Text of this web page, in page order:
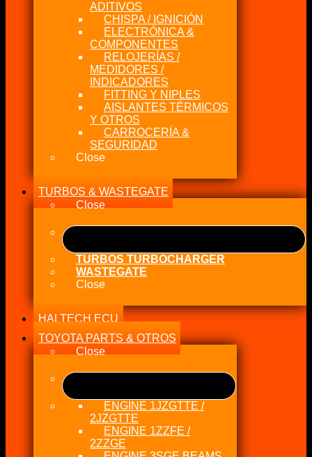
ADITIVOS
CHISPA / IGNICIÓN
ELECTRÓNICA &
COMPONENTES
RELOJERÍAS /
MEDIDORES /
INDICADORES
FITTING Y NIPLES
AISLANTES TÉRMICOS
Y OTROS
CARROCERÍA &
SEGURIDAD
Close
TURBOS & WASTEGATE
Close
TURBOS TURBOCHARGER
WASTEGATE
Close
HALTECH ECU
TOYOTA PARTS & OTROS
Close
ENGINE 1JZGTTE /
2JZGTTE
ENGINE 1ZZFE /
2ZZGE